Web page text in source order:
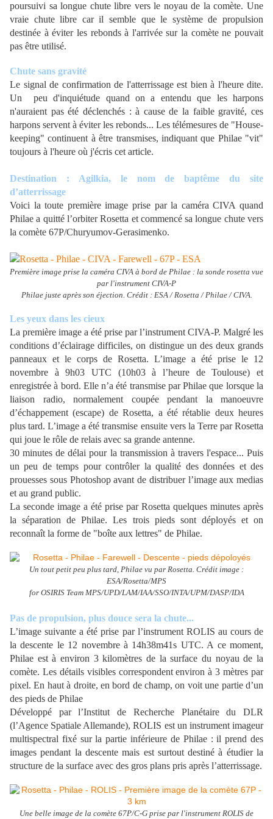
poursuivi sa longue chute libre vers le noyau de la comète. Une
vraie chute libre car il semble que le système de propulsion
destinée à éviter les rebonds à l'arrivée sur la comète ne pouvait
pas être utilisé.
Chute sans gravité
Le signal de confirmation de l'atterrissage est bien à l'heure dite.
Un peu d'inquiétude quand on a entendu que les harpons
n'auraient pas été déclenchés : à cause de la faible gravité, ces
harpons servent à éviter les rebonds... Les télémesures de "House-
keeping" continuent à être transmises, indiquant que Philae "vit"
toujours à l'heure où j'écris cet article.
Destination : Agilkia, le nom de baptême du site
d’atterrissage
Voici la toute première image prise par la caméra CIVA quand
Philae a quitté l’orbiter Rosetta et commencé sa longue chute vers
la comète 67P/Churyumov-Gerasimenko.
Première image prise la caméra CIVA à bord de Philae : la sonde rosetta vue
par l'instrument CIVA-P
Philae juste après son éjection. Crédit : ESA / Rosetta / Philae / CIVA.
Les yeux dans les cieux
La première image a été prise par l’instrument CIVA-P. Malgré les
conditions d’éclairage difficiles, on distingue un des deux grands
panneaux et le corps de Rosetta. L’image a été prise le 12
novembre à 9h03 UTC (10h03 à l’heure de Toulouse) et
enregistrée à bord. Elle n’a été transmise par Philae que lorsque la
liaison radio, normalement coupée pendant la manoeuvre
d’échappement (escape) de Rosetta, a été rétablie deux heures
plus tard. L’image a été transmise ensuite vers la Terre par Rosetta
qui joue le rôle de relais avec sa grande antenne.
30 minutes de délai pour la transmission à travers l'espace... Puis
un peu de temps pour contrôler la qualité des données et des
prouesses sous Photoshop avant de distribuer l’image aux medias
et au grand public.
La seconde image a été prise par Rosetta quelques minutes après
la séparation de Philae. Les trois pieds sont déployés et on
reconnaît la forme de "boîte aux lettres" de Philae.
Un tout petit peu plus tard, Philae vu par Rosetta. Crédit image :
ESA/Rosetta/MPS
for OSIRIS Team MPS/UPD/LAM/IAA/SSO/INTA/UPM/DASP/IDA
Pas de propulsion, plus douce sera la chute...
L’image suivante a été prise par l’instrument ROLIS au cours de
la descente le 12 novembre à 14h38m41s UTC. A ce moment,
Philae est à environ 3 kilomètres de la surface du noyau de la
comète. Les détails visibles correspondent environ à 3 mètres par
pixel. En haut à droite, en bord de champ, on voit une partie d’un
des pieds de Philae
Développé par l’Institut de Recherche Planétaire du DLR
(l’Agence Spatiale Allemande), ROLIS est un instrument imageur
multispectral fixé sur la partie inférieure de Philae : il prend des
images pendant la descente mais est surtout destiné à étudier la
structure de la surface avec des gros plans pris après l’atterrissage.
Une belle image de la comète 67P/C-G prise par l'instrument ROLIS de